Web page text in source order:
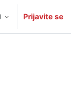
Prijavite se